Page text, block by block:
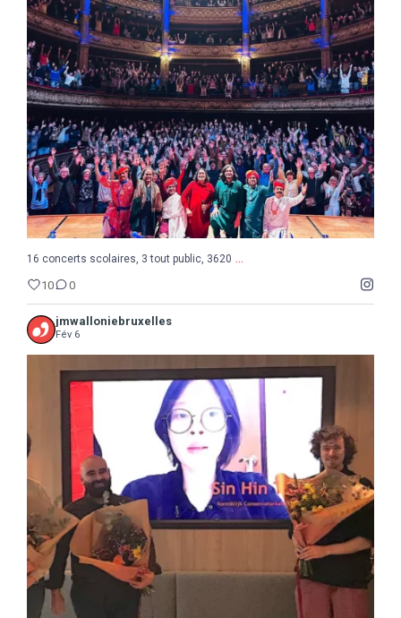
16 concerts scolaires, 3 tout public, 3620 ...
10 0
16 concerts scolaires, 3 tout public, 3620 ...
10 0
jmwalloniebruxelles
Fév 6
Semaine de la Musique belge, suite et fin avec le ...